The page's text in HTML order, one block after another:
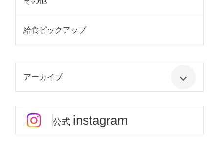
給食ピックアップ
アーカイブ
公式 instagram